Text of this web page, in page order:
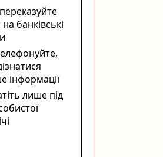
банківські
інформації
лише під